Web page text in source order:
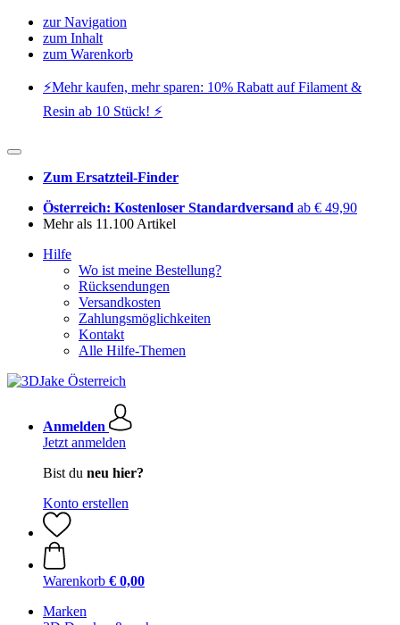
zur Navigation
zum Inhalt
zum Warenkorb
⚡️Mehr kaufen, mehr sparen: 10% Rabatt auf Filament &
Resin ab 10 Stück! ⚡️
Zum Ersatzteil-Finder
Österreich: Kostenloser Standardversand ab € 49,90
Mehr als 11.100 Artikel
Hilfe
Wo ist meine Bestellung?
Rücksendungen
Versandkosten
Zahlungsmöglichkeiten
Kontakt
Alle Hilfe-Themen
Anmelden
Jetzt anmelden
Bist du neu hier?
Konto erstellen
Warenkorb € 0,00
Marken